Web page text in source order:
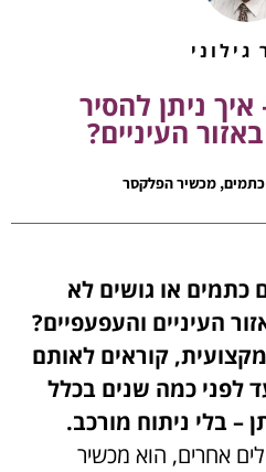
גילוני
ניתן להסיר
העיניים?
, מכשיר הפלקסר
כתמים או גושים לא
העיניים והעפעפיים?
קוראים לאותם
לפני כמה שנים בכלל
– בלי ניתוח מורכב.
אחרים, הוא מכשיר